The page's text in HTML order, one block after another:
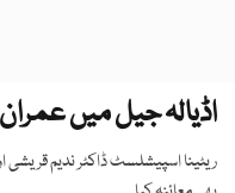
اڈیالہ جیل میں
ریٹینا اسپیشلسٹ ڈاکٹر ندیم قریشی